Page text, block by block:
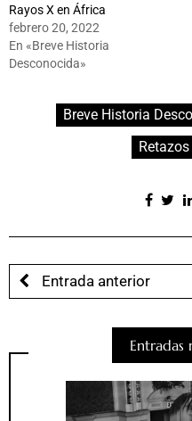
Rayos X en África
febrero 20, 2022
En «Breve Historia
Desconocida»
Breve Historia
Entrada anterior
Entradas